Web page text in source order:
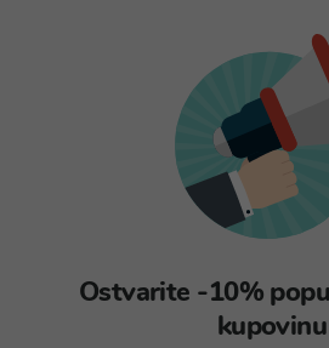
Ostvarite -10%
kupovinu